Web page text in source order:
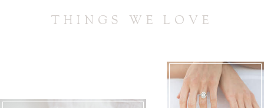
THINGS WE LOVE